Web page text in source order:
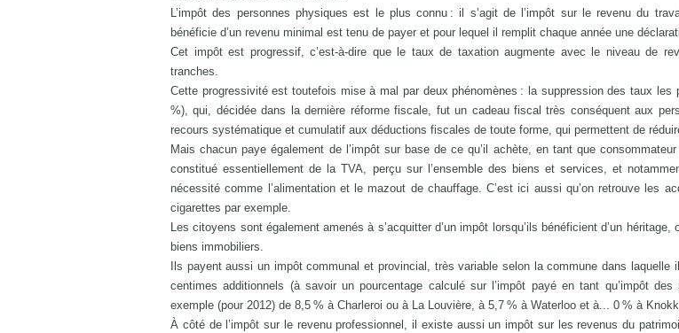
L’impôt des personnes physiques est le plus connu : il s’agit de l’impôt sur le revenu du
bénéficie d’un revenu minimal est tenu de payer et pour lequel il remplit chaque année une
Cet impôt est progressif, c’est-à-dire que le taux de taxation augmente avec le niveau de
tranches.
Cette progressivité est toutefois mise à mal par deux phénomènes : la suppression des taux les
%), qui, décidée dans la dernière réforme fiscale, fut un cadeau fiscal très conséquent aux
recours systématique et cumulatif aux déductions fiscales de toute forme, qui permettent de
Mais chacun paye également de l’impôt sur base de ce qu’il achète, en tant que
constitué essentiellement de la TVA, perçu sur l’ensemble des biens et services, et
nécessité comme l’alimentation et le mazout de chauffage. C’est ici aussi qu’on retrouve les
cigarettes par exemple.
Les citoyens sont également amenés à s’acquitter d’un impôt lorsqu’ils bénéficient d’un héritage,
biens immobiliers.
Ils payent aussi un impôt communal et provincial, très variable selon la commune dans laquelle
centimes additionnels (à savoir un pourcentage calculé sur l’impôt payé en tant qu’impôt
exemple (pour 2012) de 8,5 % à Charleroi ou à La Louvière, à 5,7 % à Waterloo et à... 0 % à
À côté de l’impôt sur le revenu professionnel, il existe aussi un impôt sur les revenus du